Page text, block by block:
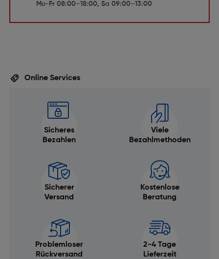
Mo-Fr 08:00–18:00, Sa 09:00–13:00
Online Services
Sicheres
Bezahlen
Viele
Bezahlmethoden
Sicherer
Versand
Kostenlose
Beratung
Problemloser
Rückversand
2-4 Tage
Lieferzeit